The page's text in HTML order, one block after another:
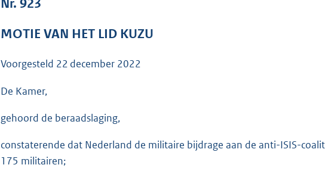
3
Nr. 923
MOTIE VAN HET LID KUZU
Voorgesteld 22 december 2022
De Kamer,
gehoord de beraadslaging,
constaterende dat Nederland de militaire bijdrage aan de anti-ISIS-
175 militairen;